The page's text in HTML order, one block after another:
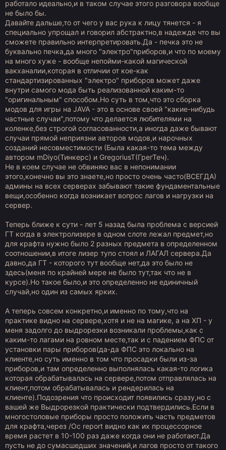
работало идеально,и в таком случае этого разговора вообще
не было бы.
Давайте дальше,то от чего у вас рука к лицу тянется - я
специально упрощал и говорил абстрактно,в надежде что вы
сможете правильно интерпретировать.Да - печка это не
буквально печка,да много "электро"приборов,и что по моему
на много хуже - вообще непойми-какой магической
вакханалии,которая в отличии от кое-как
стандартизированных "электро" приборов может даже
внутри самого мода быть реализованной каким-то
"оригинальным" способом.Но суть в том,что это сборка
модов для игры на JAVA - это в основе своей "какие-нибудь
частные случаи",потому что делается любителями на
коленке,без строгой согласованности,а иногда даже бывают
случаи прямой неприязни авторов модов,и нарочных
созданий несовместимости (Была какая-то тема между
автором mDiyo(Тинкерс) и GregoriusT(ГрегТеч).
Не в коем случае не обвиняю вас в непонимании
этого,конечно вы это знаете,но просто очень часто(ВСЕГДА)
админы на всех серверах забывают такие фундаментальные
вещи,особенно когда возникает вопрос лагов и нагрузки на
сервер.
Теперь ближе к сути - лет 5 назад была проблема с версией
ГТ когда в электролизере в одном слоте лежал предмет,но
для крафта нужно было 2 разных предмета в определенном
соотношении,в итоге лизер тупо стоял и ЛАГАЛ сервера.Да
давно,да ГТ - которого тут вообще нет,да это было не
здесь(меня по крайней мере не было тут,так что не в
курсе).Но такое было,и это определенно не единичный
случай,но один из самых ярких.
А теперь совсем конкретно,и именно по тому,что на
практике видно на сервере,хотя и не на магике, а на ХП - у
меня задолго до выдрорезки возникали проблемы,как с
каким-то лагами на ровном месте,так и с падением ФПС от
установки пары приборов(да-да ФПС это локально на
клиенте,но суть именно в том что просадки были из-за
приборов,и там определенно выполнялась какая-то логика
которая обрабатывалась на сервере,потом отправлялась на
клиент,потом обрабатывалась и рендерилась на
клиенте).Подозрения что происходит появились сразу,но с
вашей же Выдрорезкой практически подтвердились.Если в
многостоловые приборы просто положить часть предметов
для крафта,через /Oc report видно как их процессорное
время растет в 10-100 раз даже когда они не работают.Да
пусть не до сумасшедших значений,и лагов просто от такого